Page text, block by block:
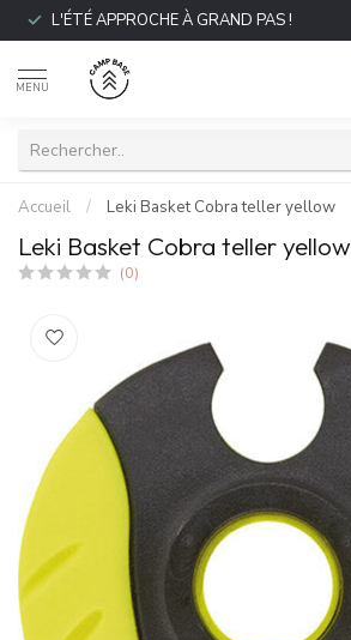
L'ÉTÉ APPROCHE À GRAND PAS !
MENU
Accueil / Leki Basket Cobra teller yellow
Leki Basket Cobra teller yellow
(0)